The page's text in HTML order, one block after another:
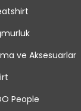
ve Aksesuarlar
People